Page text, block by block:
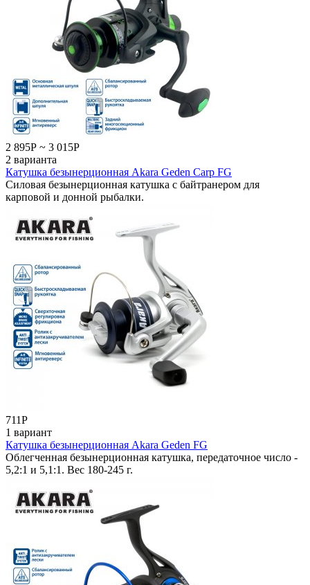
2 895Р ~ 3 015Р
2 варианта
Катушка безынерционная Akara Geden Carp FG
Силовая безынерционная катушка с байтранером для
карповой и донной рыбалки.
711Р
1 вариант
Катушка безынерционная Akara Geden FG
Облегченная безынерционная катушка, передаточное число -
5,2:1 и 5,1:1. Вес 180-245 г.